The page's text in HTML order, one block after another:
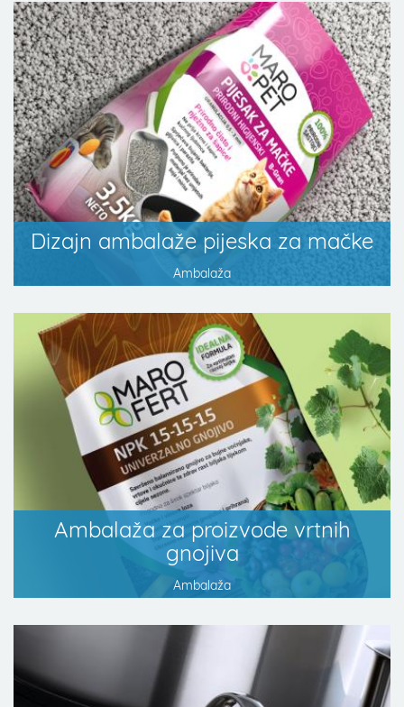
Dizajn ambalaže pijeska za mačke
Ambalaža
Ambalaža za proizvode vrtnih
gnojiva
Ambalaža